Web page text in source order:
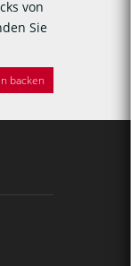
von
Sie
backen